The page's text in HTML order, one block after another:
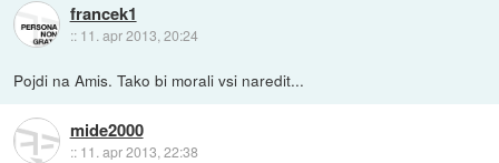
francek1
:: 11. apr 2013, 20:24
Pojdi na Amis. Tako bi morali vsi naredit...
mide2000
:: 11. apr 2013, 22:38